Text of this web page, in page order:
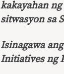
kakayahan
sitwasyon sa
Isinagawa
Initiatives ng